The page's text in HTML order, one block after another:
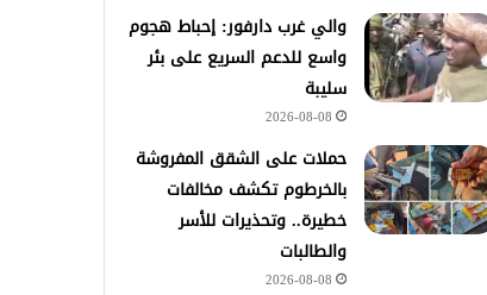
والي غرب دارفور: إحباط هجوم
واسع للدعم السريع على بئر
سليبة
2026-08-08
حملات على الشقق المفروشة
بالخرطوم تكشف مخالفات
خطيرة.. وتحذيرات للأسر
والطالبات
2026-08-08